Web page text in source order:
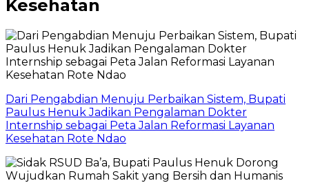
Kesehatan
Dari Pengabdian Menuju Perbaikan Sistem, Bupati
Paulus Henuk Jadikan Pengalaman Dokter
Internship sebagai Peta Jalan Reformasi Layanan
Kesehatan Rote Ndao